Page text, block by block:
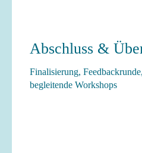
Abschluss &
Finalisierung,
begleitende Workshops